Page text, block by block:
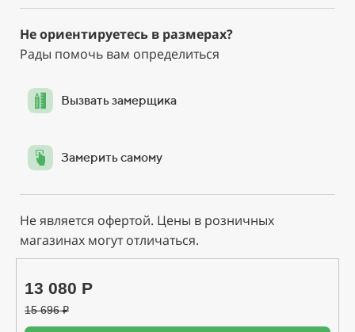
Не ориентируетесь в размерах?
Рады помочь вам определиться
Вызвать замерщика
Замерить самому
Не является офертой. Цены в розничных
магазинах могут отличаться.
13 080 Р
15 696₽